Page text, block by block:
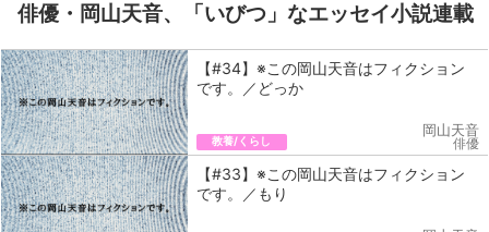
俳優・岡山天音、「いびつ」なエッセイ小説連載
【#34】※この岡山天音はフィクション
です。／どっか
教養/くらし
岡山天音
俳優
【#33】※この岡山天音はフィクション
です。／もり